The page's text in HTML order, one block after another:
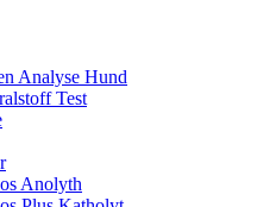
Analyse Hund
Test
Anolyth